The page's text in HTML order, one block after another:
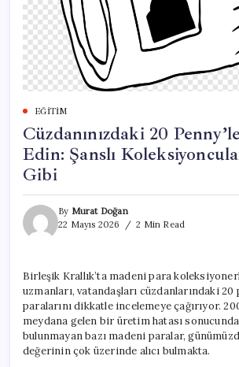
EĞITIM
Cüzdanınızdaki 20
Edin: Şanslı
Gibi
By Murat Doğan
22 Mayıs 2026
2 Min Read
Birleşik Krallık’ta madeni para
uzmanları, vatandaşları cüzdanlarındaki 20
paralarını dikkatle incelemeye çağırıyor.
meydana gelen bir üretim hatası
bulunmayan bazı madeni paralar,
değerinin çok üzerinde alıcı bulmakta.